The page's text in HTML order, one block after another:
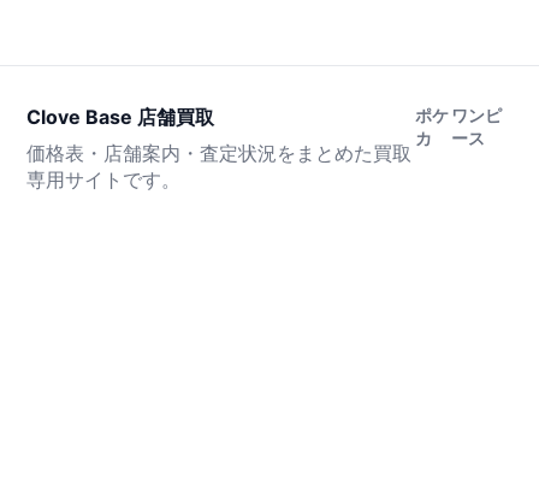
Clove Base 店舗買取
価格表・店舗案内・査定状況をまとめた買取
専用サイトです。
ポケ
カ
ワンピ
ース